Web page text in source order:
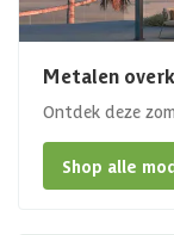
Metalen
Ontdek deze
Shop alle